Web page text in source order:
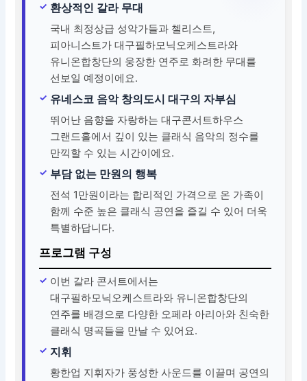
환상적인 갈라 무대
국내 최정상급 성악가들과 첼리스트,
피아니스트가 대구필하모닉오케스트라와
유니온합창단의 웅장한 연주로 화려한 무대를
선보일 예정이에요.
유네스코 음악 창의도시 대구의 자부심
뛰어난 음향을 자랑하는 대구콘서트하우스
그랜드홀에서 깊이 있는 클래식 음악의 정수를
만끽할 수 있는 시간이에요.
부담 없는 만원의 행복
전석 1만원이라는 합리적인 가격으로 온 가족이
함께 수준 높은 클래식 공연을 즐길 수 있어 더욱
특별하답니다.
프로그램 구성
이번 갈라 콘서트에서는
대구필하모닉오케스트라와 유니온합창단의
연주를 배경으로 다양한 오페라 아리아와 친숙한
클래식 명곡들을 만날 수 있어요.
지휘
황한업 지휘자가 풍성한 사운드를 이끌며 공연의